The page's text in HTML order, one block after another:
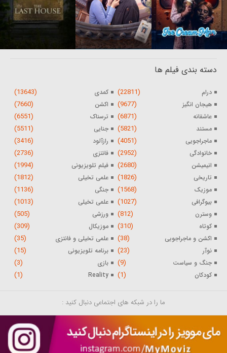
دسته بندی فیلم ها
درام (22811) کمدی (13643)
هیجان انگیز (9677) اکشن (7660)
عاشقانه (6871) ترسناک (6551)
مستند (5821) جنایی (5511)
ماجراجویی (4051) رازآلود (3416)
خانوادگی (2952) فانتزی (2736)
انیمیشن (2680) فیلم تلویزیونی (1994)
تاریخی (1826) علمی تخیلی (1812)
موزیک (1568) جنگی (1136)
بیوگرافی (1027) علمی تخیلی (1013)
وسترن (812) ورزشی (505)
کوتاه (310) موزیکال (309)
اکشن و ماجراجویی (38) علمی تخیلی و فانتزی (35)
نوآر (23) برنامه تلویزیونی (15)
جنگ و سیاست (9) بازی (3)
کودکان (1)
Reality
(1)
ما را در شبکه های اجتماعی دنبال کنید :